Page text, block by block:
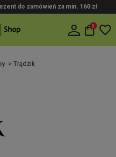
do zamówień za min. 160 zł
0
Trądzik